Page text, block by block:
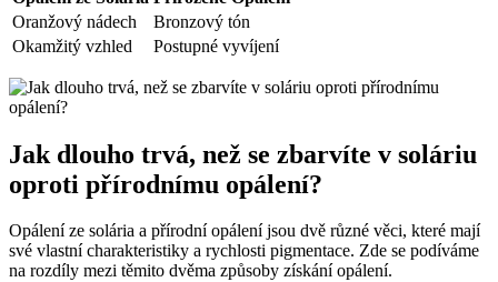
Oranžový nádech
Bronzový tón
Okamžitý vzhled
Postupné vyvíjení
Jak dlouho trvá, než se zbarvíte v soláriu
oproti přírodnímu opálení?
Opálení ze solária a přírodní opálení jsou dvě různé věci, které mají
své vlastní charakteristiky a rychlosti pigmentace. Zde se podíváme
na rozdíly mezi těmito dvěma způsoby získání opálení.